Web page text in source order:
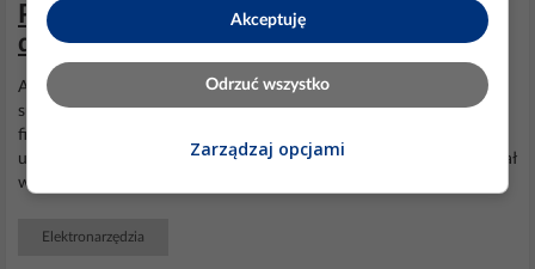
Parkside PNTS 30/9 E? Problemy z
działaniem
A nie próbowałeś oryginalnych dostać... 022/3972212
support.pl(at)kompernass.de www.kompernass.de Kompernass jest
firmą która zajmuję się urządzeniami
u nich szczotki do szlifierki kątowej... Firma z Niemiec ale ma oddział
w Warszawie...
Elektronarzędzia
Akceptuję
Odrzuć wszystko
Zarządzaj opcjami